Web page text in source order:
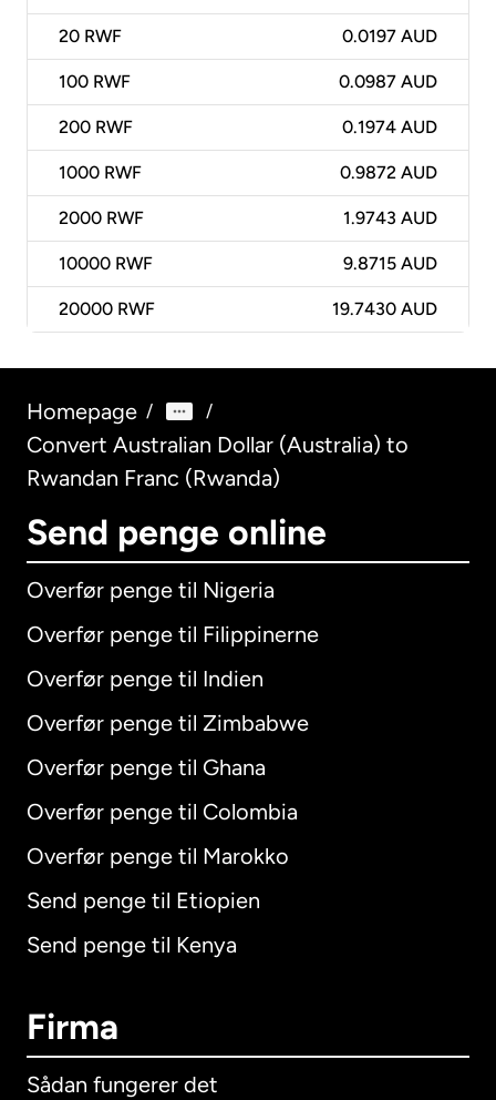
20 RWF 0.0197 AUD
100 RWF 0.0987 AUD
200 RWF 0.1974 AUD
1000 RWF 0.9872 AUD
2000 RWF 1.9743 AUD
10000 RWF 9.8715 AUD
20000 RWF 19.7430 AUD
Homepage / /
Convert Australian Dollar (Australia) to
Rwandan Franc (Rwanda)
Send penge online
Overfør penge til Nigeria
Overfør penge til Filippinerne
Overfør penge til Indien
Overfør penge til Zimbabwe
Overfør penge til Ghana
Overfør penge til Colombia
Overfør penge til Marokko
Send penge til Etiopien
Send penge til Kenya
Firma
Sådan fungerer det